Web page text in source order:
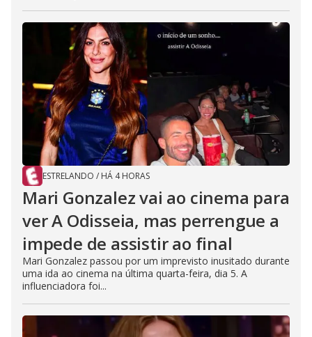
ESTRELANDO / HÁ 4 HORAS
Mari Gonzalez vai ao cinema para
ver A Odisseia, mas perrengue a
impede de assistir ao final
Mari Gonzalez passou por um imprevisto inusitado durante
uma ida ao cinema na última quarta-feira, dia 5. A
influenciadora foi...